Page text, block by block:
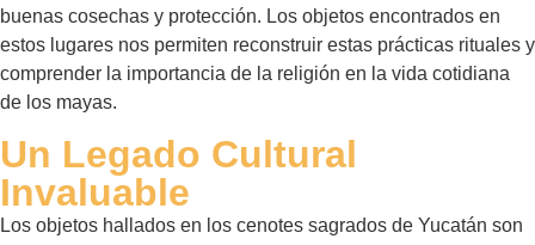
buenas cosechas y protección. Los objetos encontrados en
estos lugares nos permiten reconstruir estas prácticas rituales y
comprender la importancia de la religión en la vida cotidiana
de los mayas.
Un Legado Cultural
Invaluable
Los objetos hallados en los cenotes sagrados de Yucatán son